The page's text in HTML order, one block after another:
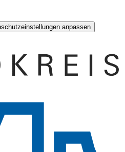
anpassen